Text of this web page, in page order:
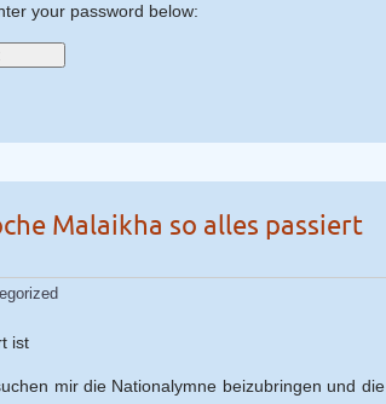
your password below:
Malaikha so alles passiert
ist
mir die Nationalymne beizubringen und die